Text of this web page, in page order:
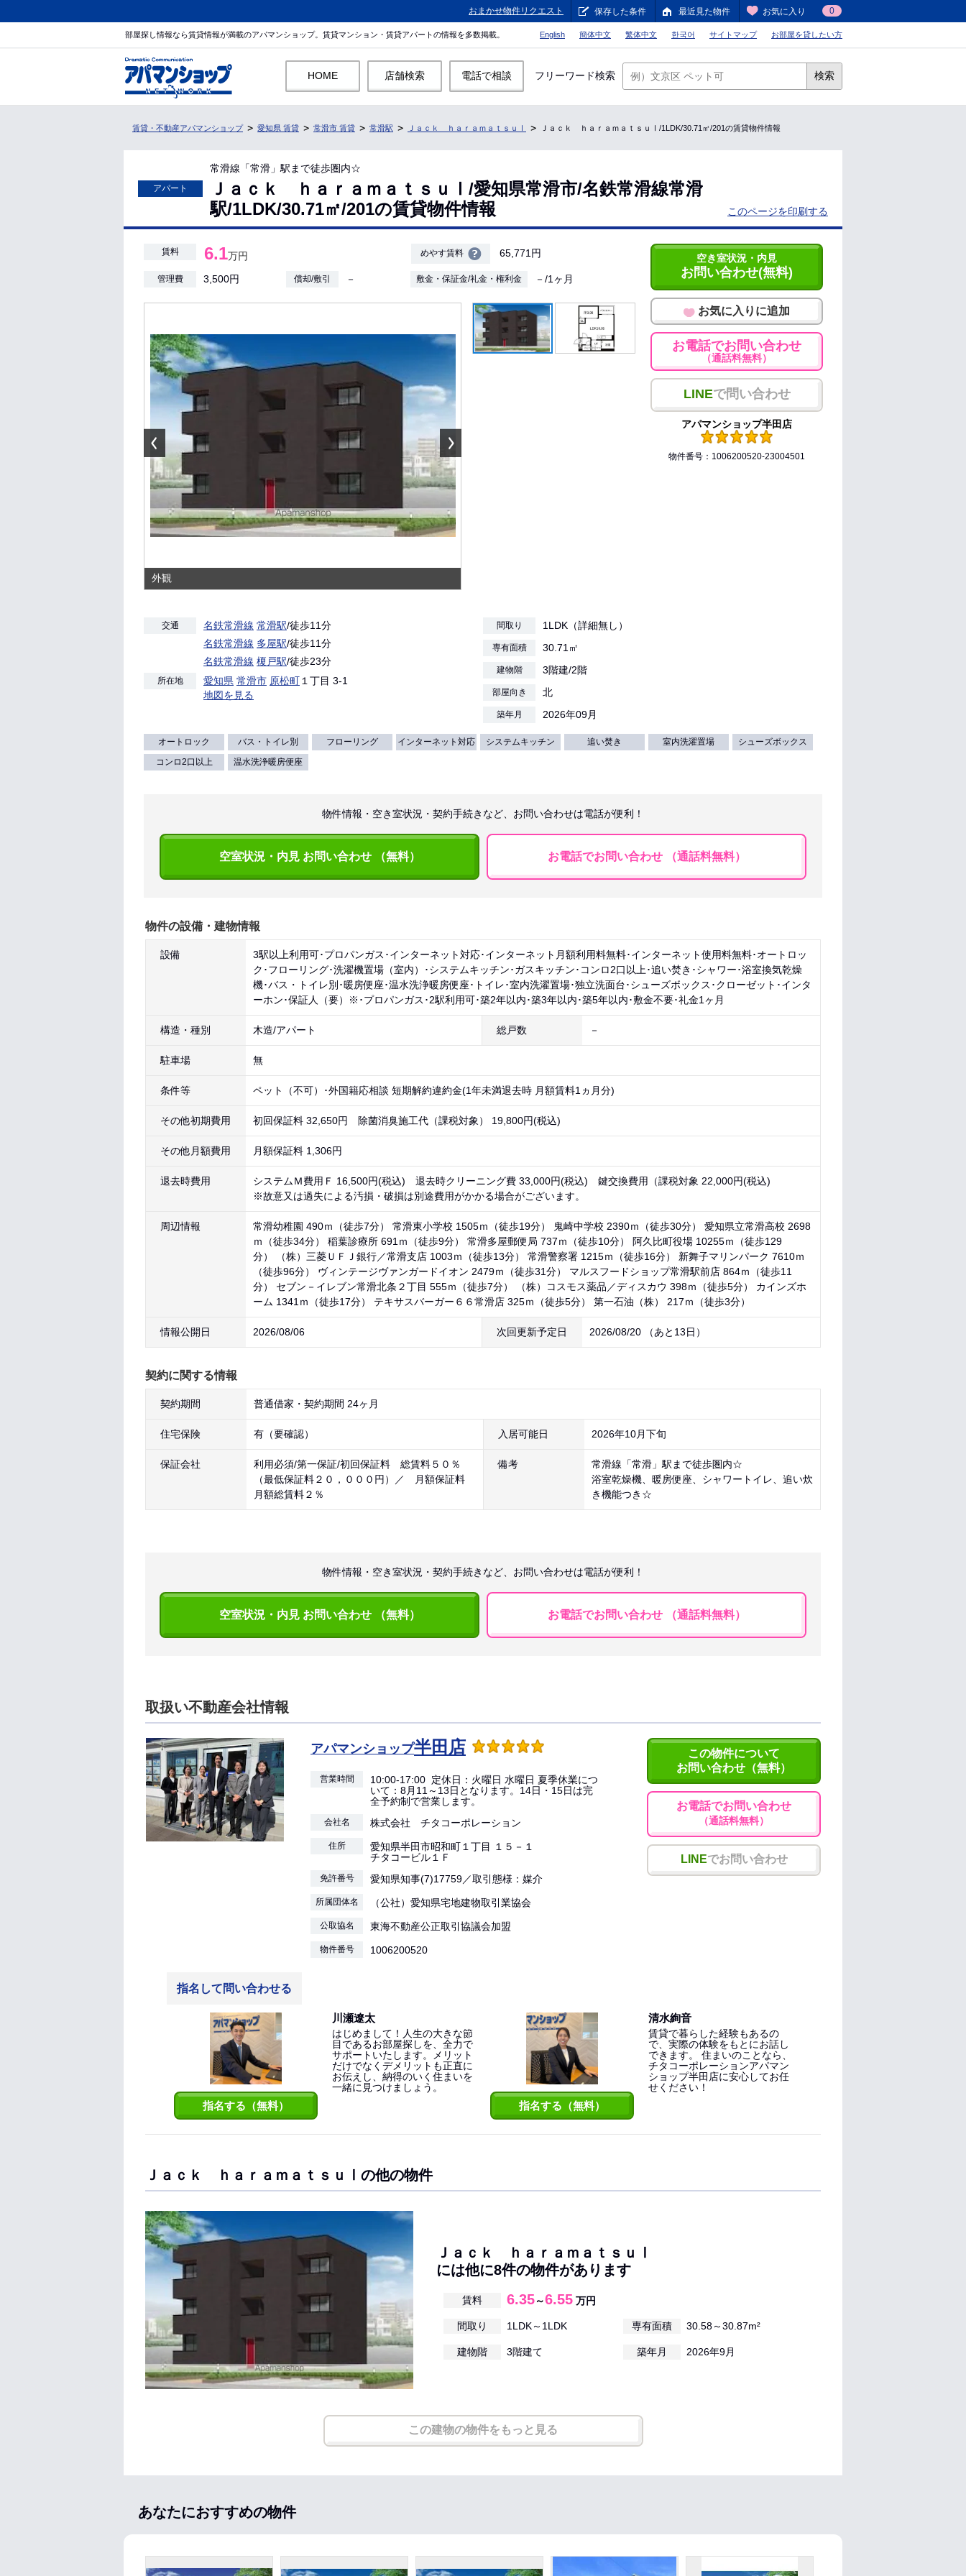
おまかせ物件リクエスト 保存した条件 最近見た物件 お気に入り 0
部屋探し情報なら賃貸情報が満載のアパマンショップ。賃貸マンション・賃貸アパートの情報を多数掲載。 English 簡体中文 繁体中文 한국어 サイトマップ お部屋を貸したい方
HOME 店舗検索 電話で相談 フリーワード検索 検索
賃貸・不動産アパマンショップ 愛知県 賃貸 常滑市 賃貸 常滑駅 Ｊａｃｋ ｈａｒａｍａｔｓｕⅠ Ｊａｃｋ ｈａｒａｍａｔｓｕⅠ/1LDK/30.71㎡/201の賃貸物件情報
アパート
常滑線「常滑」駅まで徒歩圏内☆
Ｊａｃｋ ｈａｒａｍａｔｓｕⅠ/愛知県常滑市/名鉄常滑線常滑
駅/1LDK/30.71㎡/201の賃貸物件情報
このページを印刷する
賃料 6.1万円 めやす賃料 65,771円
管理費 3,500円 償却/敷引 － 敷金・保証金/礼金・権利金 －/1ヶ月
外観
空き室状況・内見
お問い合わせ(無料)
お気に入りに追加
お電話でお問い合わせ
（通話料無料）
LINEで問い合わせ
アパマンショップ半田店
物件番号：1006200520-23004501
交通 名鉄常滑線 常滑駅/徒歩11分
名鉄常滑線 多屋駅/徒歩11分
名鉄常滑線 榎戸駅/徒歩23分
所在地 愛知県 常滑市 原松町１丁目 3-1
地図を見る
間取り 1LDK（詳細無し）
専有面積 30.71㎡
建物階 3階建/2階
部屋向き 北
築年月 2026年09月
オートロック バス・トイレ別 フローリング インターネット対応 システムキッチン 追い焚き 室内洗濯置場
シューズボックス
コンロ2口以上
温水洗浄暖房便座
物件情報・空き室状況・契約手続きなど、お問い合わせは電話が便利！
空室状況・内見 お問い合わせ （無料） お電話でお問い合わせ （通話料無料）
物件の設備・建物情報
設備
3駅以上利用可･プロパンガス･インターネット対応･インターネット月額利用料無料･インターネット使用料無料･オートロッ
ク･フローリング･洗濯機置場（室内）･システムキッチン･ガスキッチン･コンロ2口以上･追い焚き･シャワー･浴室換気乾燥
機･バス・トイレ別･暖房便座･温水洗浄暖房便座･トイレ･室内洗濯置場･独立洗面台･シューズボックス･クローゼット･インタ
ーホン･保証人（要）※･プロパンガス･2駅利用可･築2年以内･築3年以内･築5年以内･敷金不要･礼金1ヶ月
構造・種別 木造/アパート 総戸数 －
駐車場 無
条件等 ペット（不可）･外国籍応相談 短期解約違約金(1年未満退去時 月額賃料1ヵ月分)
その他初期費用 初回保証料 32,650円 除菌消臭施工代（課税対象） 19,800円(税込)
その他月額費用 月額保証料 1,306円
退去時費用
システムＭ費用Ｆ 16,500円(税込) 退去時クリーニング費 33,000円(税込) 鍵交換費用（課税対象 22,000円(税込)
※故意又は過失による汚損・破損は別途費用がかかる場合がございます。
周辺情報
常滑幼稚園 490ｍ（徒歩7分） 常滑東小学校 1505ｍ（徒歩19分） 鬼崎中学校 2390ｍ（徒歩30分） 愛知県立常滑高校 2698
ｍ（徒歩34分） 稲葉診療所 691ｍ（徒歩9分） 常滑多屋郵便局 737ｍ（徒歩10分） 阿久比町役場 10255ｍ（徒歩129
分） （株）三菱ＵＦＪ銀行／常滑支店 1003ｍ（徒歩13分） 常滑警察署 1215ｍ（徒歩16分） 新舞子マリンパーク 7610ｍ
（徒歩96分） ヴィンテージヴァンガードイオン 2479ｍ（徒歩31分） マルスフードショップ常滑駅前店 864ｍ（徒歩11
分） セブン－イレブン常滑北条２丁目 555ｍ（徒歩7分） （株）コスモス薬品／ディスカウ 398ｍ（徒歩5分） カインズホ
ーム 1341ｍ（徒歩17分） テキサスバーガー６６常滑店 325ｍ（徒歩5分） 第一石油（株） 217ｍ（徒歩3分）
情報公開日 2026/08/06 次回更新予定日 2026/08/20 （あと 13日 ）
契約に関する情報
契約期間 普通借家・契約期間 24ヶ月
住宅保険 有（要確認） 入居可能日 2026年10月下旬
保証会社
利用必須/第一保証/初回保証料 総賃料５０％
（最低保証料２０，０００円）／ 月額保証料
月額総賃料２％
備考
常滑線「常滑」駅まで徒歩圏内☆
浴室乾燥機、暖房便座、シャワートイレ、追い炊
き機能つき☆
物件情報・空き室状況・契約手続きなど、お問い合わせは電話が便利！
空室状況・内見 お問い合わせ （無料） お電話でお問い合わせ （通話料無料）
取扱い不動産会社情報
アパマンショップ半田店
営業時間
10:00-17:00 定休日：火曜日 水曜日 夏季休業につ
いて：8月11～13日となります。14日・15日は完
全予約制で営業します。
会社名 株式会社 チタコーポレーション
住所
愛知県半田市昭和町１丁目 １５－１
チタコービル１Ｆ
免許番号 愛知県知事(7)17759／取引態様：媒介
所属団体名 （公社）愛知県宅地建物取引業協会
公取協名 東海不動産公正取引協議会加盟
物件番号 1006200520
この物件について
お問い合わせ（無料）
お電話でお問い合わせ
（通話料無料）
LINEでお問い合わせ
指名して問い合わせる
指名する（無料）
川瀬遼太
はじめまして！人生の大きな節
目であるお部屋探しを、全力で
サポートいたします。メリット
だけでなくデメリットも正直に
お伝えし、納得のいく住まいを
一緒に見つけましょう。
指名する（無料）
清水絢音
賃貸で暮らした経験もあるの
で、実際の体験をもとにお話し
できます。 住まいのことなら、
チタコーポレーションアパマン
ショップ半田店に安心してお任
せください！
Ｊａｃｋ ｈａｒａｍａｔｓｕⅠの他の物件
Ｊａｃｋ ｈａｒａｍａｔｓｕⅠ
には他に8件の物件があります
賃料 6.35～6.55 万円
間取り 1LDK～1LDK 専有面積 30.58～30.87m²
建物階 3階建て 築年月 2026年9月
この建物の物件をもっと見る
あなたにおすすめの物件